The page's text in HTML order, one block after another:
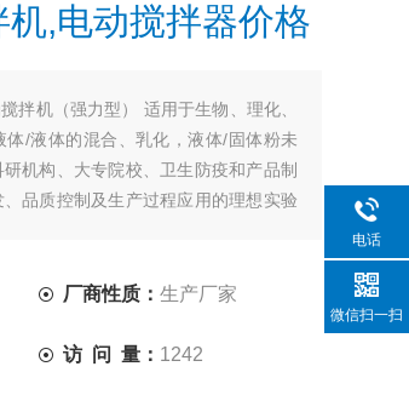
,电动搅拌器价格
拌机（强力型） 适用于生物、理化、
/液体的混合、乳化，液体/固体粉未
机构、大专院校、卫生防疫和产品制
品质控制及生产过程应用的理想实验
厂商性质：生产厂家
访 问 量： 1242
电话
微信扫一扫